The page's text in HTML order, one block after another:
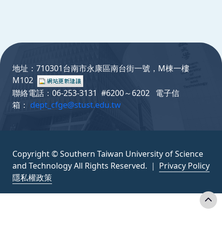
地址：710301台南市永康區南台街一號，M棟一樓
M102
聯絡電話：06-253-3131 #6200～6202 電子信
箱： dept_cfge@stust.edu.tw
Copyright © Southern Taiwan University of Science
and Technology All Rights Reserved. ｜ Privacy Policy
隱私權政策